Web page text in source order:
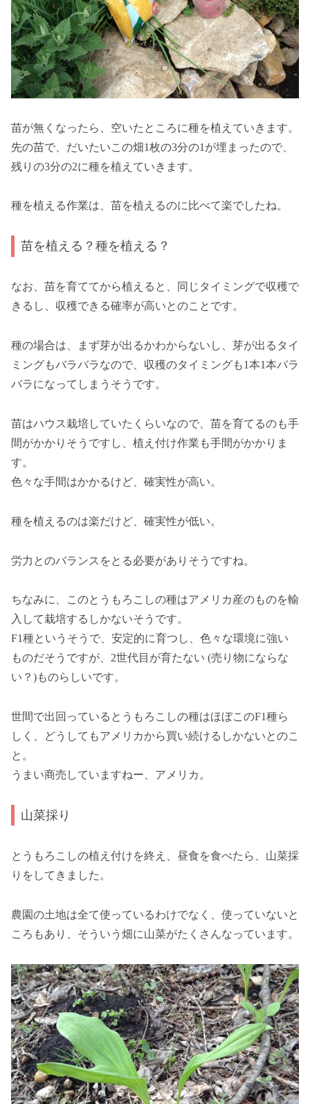
苗が無くなったら、空いたところに種を植えていきます。
先の苗で、だいたいこの畑1枚の3分の1が埋まったので、
残りの3分の2に種を植えていきます。
種を植える作業は、苗を植えるのに比べて楽でしたね。
苗を植える？種を植える？
なお、苗を育ててから植えると、同じタイミングで収穫で
きるし、収穫できる確率が高いとのことです。
種の場合は、まず芽が出るかわからないし、芽が出るタイ
ミングもバラバラなので、収穫のタイミングも1本1本バラ
バラになってしまうそうです。
苗はハウス栽培していたくらいなので、苗を育てるのも手
間がかかりそうですし、植え付け作業も手間がかかりま
す。
色々な手間はかかるけど、確実性が高い。
種を植えるのは楽だけど、確実性が低い。
労力とのバランスをとる必要がありそうですね。
ちなみに、このとうもろこしの種はアメリカ産のものを輸
入して栽培するしかないそうです。
F1種というそうで、安定的に育つし、色々な環境に強い
ものだそうですが、2世代目が育たない (売り物にならな
い？)ものらしいです。
世間で出回っているとうもろこしの種はほぼこのF1種ら
しく、どうしてもアメリカから買い続けるしかないとのこ
と。
うまい商売していますねー、アメリカ。
山菜採り
とうもろこしの植え付けを終え、昼食を食べたら、山菜採
りをしてきました。
農園の土地は全て使っているわけでなく、使っていないと
ころもあり、そういう畑に山菜がたくさんなっています。